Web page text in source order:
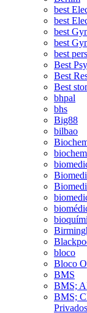
best
best
best
best
best
Best
Best
Best
bhpal
bhs
Big88
bilbao
bloco
Bloco
BMS
BMS;
BMS;
Privados